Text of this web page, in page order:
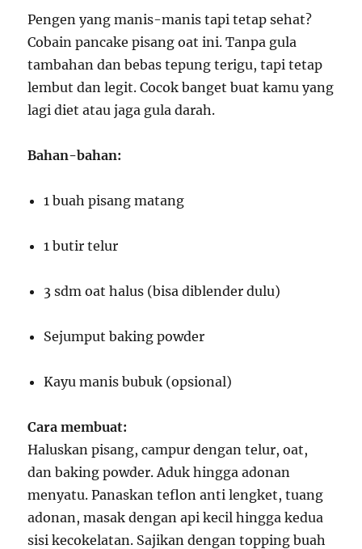
Pengen yang manis-manis tapi tetap sehat?
Cobain pancake pisang oat ini. Tanpa gula
tambahan dan bebas tepung terigu, tapi tetap
lembut dan legit. Cocok banget buat kamu yang
lagi diet atau jaga gula darah.
Bahan-bahan:
1 buah pisang matang
1 butir telur
3 sdm oat halus (bisa diblender dulu)
Sejumput baking powder
Kayu manis bubuk (opsional)
Cara membuat:
Haluskan pisang, campur dengan telur, oat,
dan baking powder. Aduk hingga adonan
menyatu. Panaskan teflon anti lengket, tuang
adonan, masak dengan api kecil hingga kedua
sisi kecokelatan. Sajikan dengan topping buah